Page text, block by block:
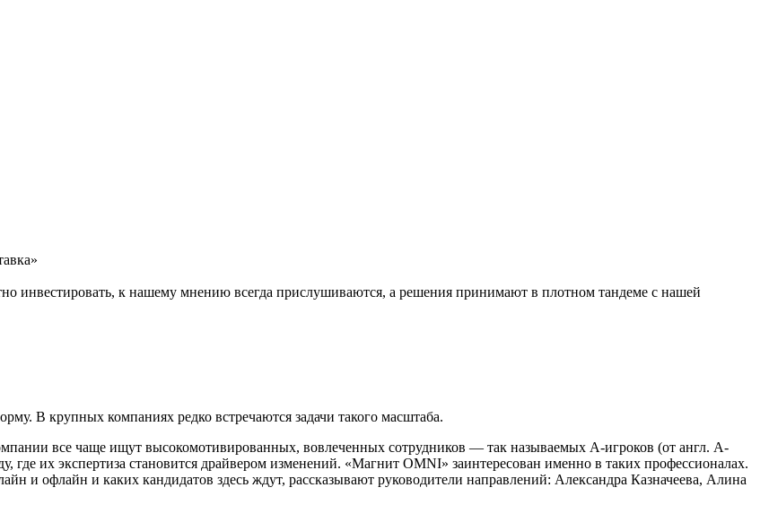
к нашему мнению всегда прислушиваются, а решения принимают в плотном тандеме с нашей
В крупных компаниях редко встречаются задачи такого масштаба.
все чаще ищут высокомотивированных, вовлеченных сотрудников — так называемых А-игроков (от англ. A-
их экспертиза становится драйвером изменений. «Магнит OMNI» заинтересован именно в таких профессионалах.
и офлайн и каких кандидатов здесь ждут, рассказывают руководители направлений: Александра Казначеева, Алина